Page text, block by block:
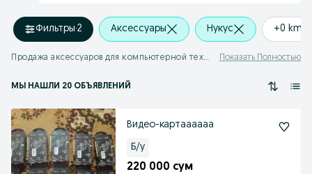
Фильтры·2 Аксессуары Нукус +0 km
Продажа аксессуаров для компьютерной техники Нукус Показать Полностью
МЫ НАШЛИ 20 ОБЪЯВЛЕНИЙ
Видео-картаааааа
Б/у
220 000 сум